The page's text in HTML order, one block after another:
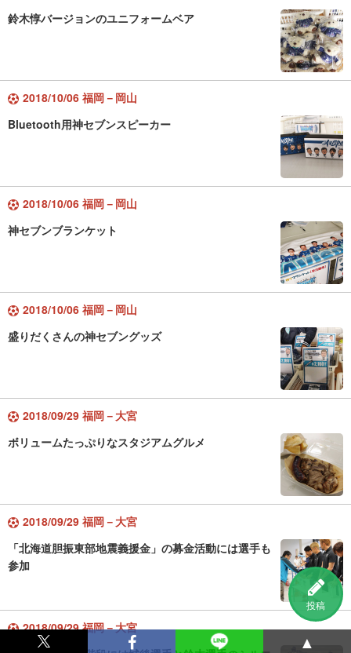
投稿
鈴木惇バージョンのユニフォームベア
2018/10/06 福岡－岡山
Bluetooth用神セブンスピーカー
2018/10/06 福岡－岡山
神セブンブランケット
2018/10/06 福岡－岡山
盛りだくさんの神セブングッズ
2018/09/29 福岡－大宮
ボリュームたっぷりなスタジアムグルメ
2018/09/29 福岡－大宮
「北海道胆振東部地震義援金」の募金活動には選手も
参加
2018/09/29 福岡－大宮
▲